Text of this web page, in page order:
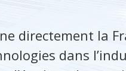
directement la
dans